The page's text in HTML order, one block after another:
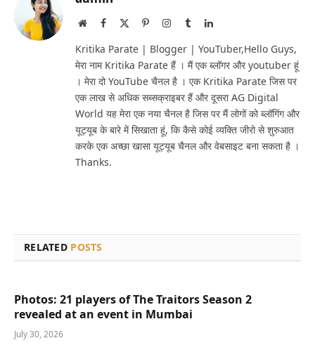
WebsiteFacebook PinterestInstagram
TumblrLinkedIn
Kritika Parate | Blogger | YouTuber,Hello Guys,
मेरा नाम Kritika Parate हैं । मैं एक ब्लॉगर और youtuber हूं
। मेरा दो YouTube चैनल है । एक Kritika Parate जिस पर
एक लाख से अधिक सब्सक्राइबर हैं और दूसरा AG Digital
World यह मेरा एक नया चैनल है जिस पर मैं लोगों को ब्लॉगिंग और
यूट्यूब के बारे में सिखाता हूं, कि कैसे कोई व्यक्ति जीरो से शुरुआत
करके एक अच्छा खासा यूट्यूब चैनल और वेबसाइट बना सकता है ।
Thanks.
RELATED POSTS
Photos: 21 players of The Traitors Season 2
revealed at an event in Mumbai
July 30, 2026